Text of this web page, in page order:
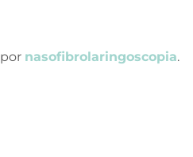
por nasofibrolaringoscopia.